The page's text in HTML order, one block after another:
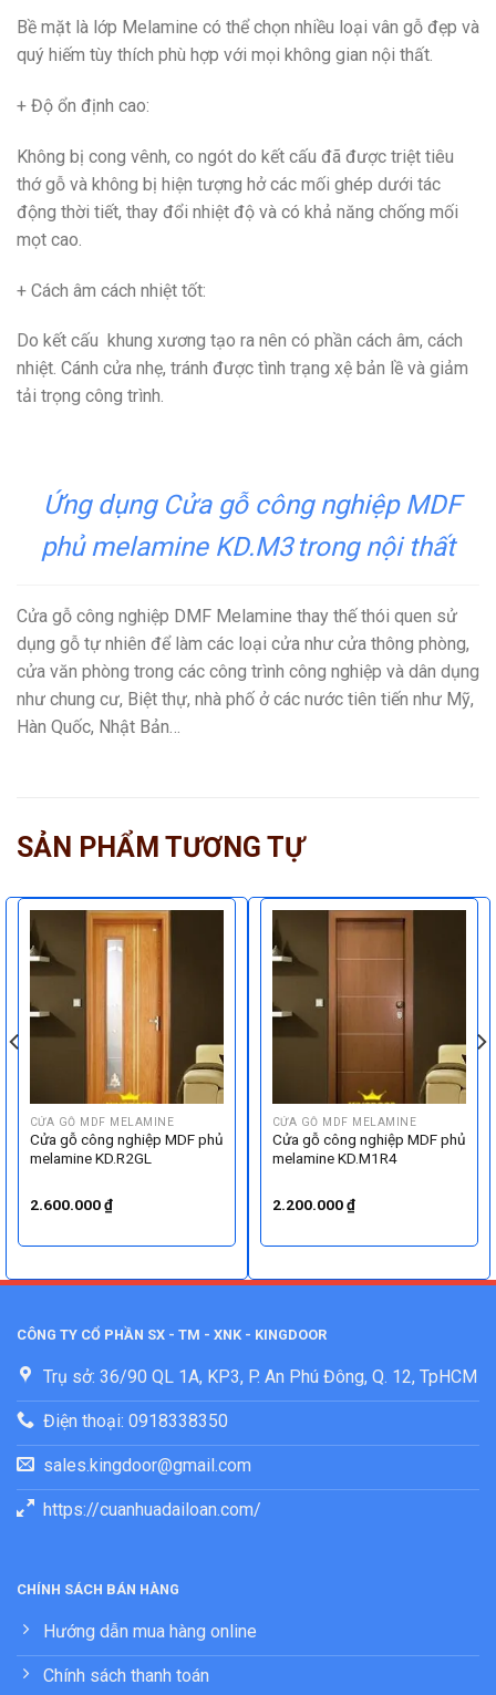
Bề mặt là lớp Melamine có thể chọn nhiều loại vân gỗ đẹp và
quý hiếm tùy thích phù hợp với mọi không gian nội thất.
+ Độ ổn định cao:
Không bị cong vênh, co ngót do kết cấu đã được triệt tiêu
thớ gỗ và không bị hiện tượng hở các mối ghép dưới tác
động thời tiết, thay đổi nhiệt độ và có khả năng chống mối
mọt cao.
+ Cách âm cách nhiệt tốt:
Do kết cấu khung xương tạo ra nên có phần cách âm, cách
nhiệt. Cánh cửa nhẹ, tránh được tình trạng xệ bản lề và giảm
tải trọng công trình.
Ứng dụng Cửa gỗ công nghiệp MDF
phủ melamine KD.M3 trong nội thất
Cửa gỗ công nghiệp DMF Melamine thay thế thói quen sử
dụng gỗ tự nhiên để làm các loại cửa như cửa thông phòng,
cửa văn phòng trong các công trình công nghiệp và dân dụng
như chung cư, Biệt thự, nhà phố ở các nước tiên tiến như Mỹ,
Hàn Quốc, Nhật Bản…
SẢN PHẨM TƯƠNG TỰ
CỬA GỖ MDF MELAMINE
Cửa gỗ công nghiệp MDF phủ
melamine KD.R2GL
2.600.000₫
CỬA GỖ MDF MELAMINE
Cửa gỗ công nghiệp MDF phủ
melamine KD.M1R4
2.200.000₫
CÔNG TY CỔ PHẦN SX - TM - XNK - KINGDOOR
Trụ sở: 36/90 QL 1A, KP3, P. An Phú Đông, Q. 12, TpHCM
Điện thoại: 0918338350
sales.kingdoor@gmail.com
https://cuanhuadailoan.com/
CHÍNH SÁCH BÁN HÀNG
Hướng dẫn mua hàng online
Chính sách thanh toán